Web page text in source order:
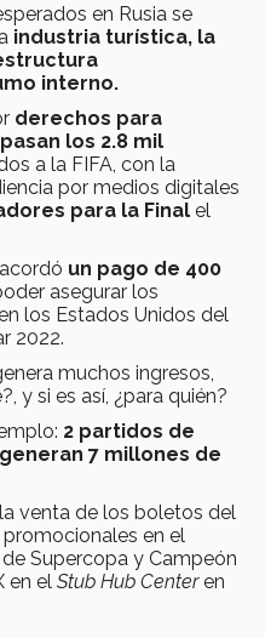
en Rusia se
industria turística, la
interno.
derechos para
los 2.8 mil
a la FIFA, con la
por medios digitales
para la Final el
un pago de 400
asegurar los
los Estados Unidos del
2022.
muchos ingresos,
y si es así, ¿para quién?
2 partidos de
7 millones de
venta de los boletos del
en el
Supercopa y Campeón
en el Stub Hub Centeren